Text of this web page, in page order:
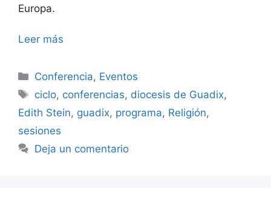
Europa.
Leer más
Categorías
Conferencia, Eventos
Etiquetas
ciclo, conferencias, diocesis de Guadix,
Edith Stein, guadix, programa, Religión,
sesiones
Deja un comentario